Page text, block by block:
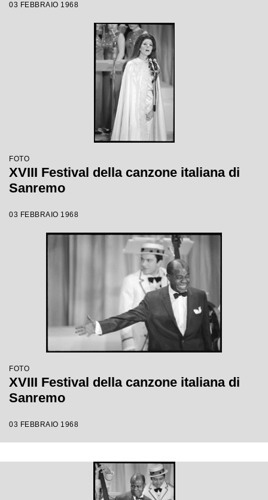
03 FEBBRAIO 1968
FOTO
XVIII Festival della canzone italiana di
Sanremo
03 FEBBRAIO 1968
FOTO
XVIII Festival della canzone italiana di
Sanremo
03 FEBBRAIO 1968